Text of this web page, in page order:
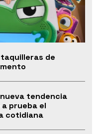
de
tendencia
prueba el
cotidiana